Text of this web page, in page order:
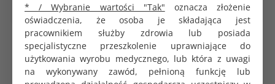
* / Wybranie wartości "Tak" oznacza złożenie
oświadczenia, że osoba je składająca jest
pracownikiem służby zdrowia lub posiada
specjalistyczne przeszkolenie uprawniające do
użytkowania wyrobu medycznego, lub która z uwagi
na wykonywany zawód, pełnioną funkcję lub
Opakowanie jednostkowe 100 szt.
Igły iniekcyjne przeznaczone są do wkłuć podskórnych,
domięśniowych oraz dożylnych.
Specyfikacja